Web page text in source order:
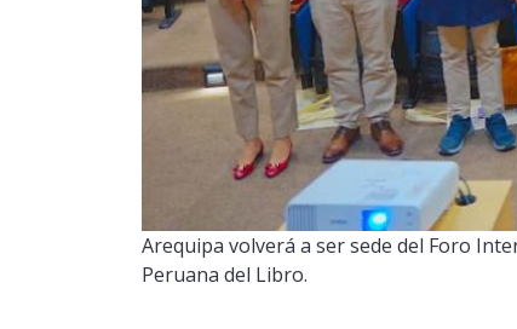
Arequipa volverá a ser sede del Foro
Peruana del Libro.